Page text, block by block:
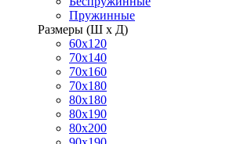
Пружинные
Размеры (Ш х Д)
60х120
70х140
70х160
70х180
80х180
80х190
80х200